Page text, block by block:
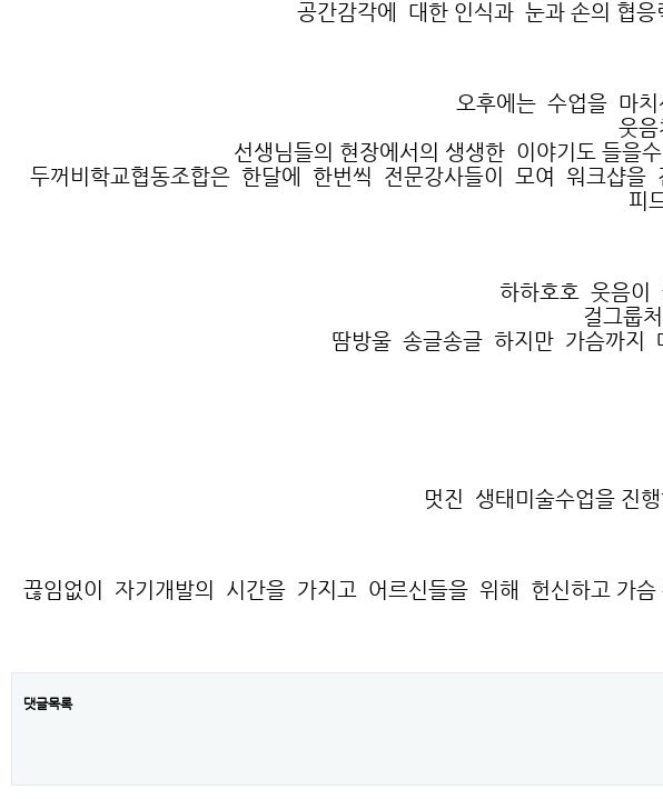
공간감각에 대한 인식과 눈과 손의 협
오후에는 수업을 마치
웃
선생님들의 현장에서의 생생한 이야기도 들을
두꺼비학교협동조합은 한달에 한번씩 전문강사들이 모여 워크샵을
피
하하호호 웃음이
걸그룹
땀방울 송글송글 하지만 가슴까지
멋진 생태미술수업을 진
끊임없이 자기개발의 시간을 가지고 어르신들을 위해 헌신하고 가
댓글목록